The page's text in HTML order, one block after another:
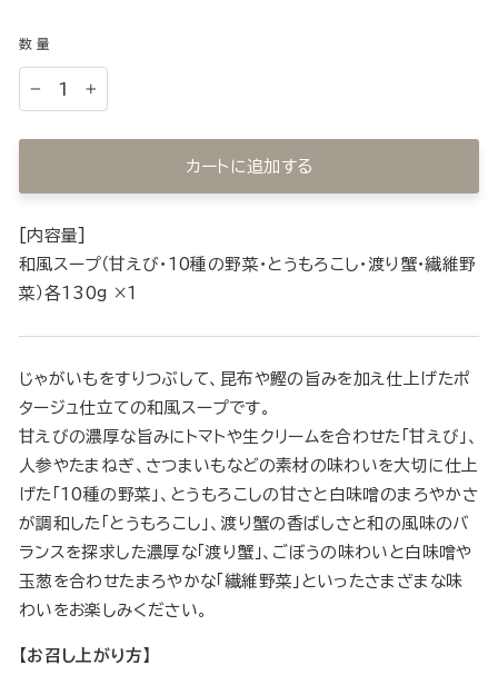
数量
カートに追加する
[内容量]
和風スープ（甘えび・10種の野菜・とうもろこし・渡り蟹・繊維野
菜）各130g ×1
じゃがいもをすりつぶして、昆布や鰹の旨みを加え仕上げたポ
タージュ仕立ての和風スープです。
甘えびの濃厚な旨みにトマトや生クリームを合わせた「甘えび」、
人参やたまねぎ、さつまいもなどの素材の味わいを大切に仕上
げた「10種の野菜」、とうもろこしの甘さと白味噌のまろやかさ
が調和した「とうもろこし」、渡り蟹の香ばしさと和の風味のバ
ランスを探求した濃厚な「渡り蟹」、ごぼうの味わいと白味噌や
玉葱を合わせたまろやかな「繊維野菜」といったさまざまな味
わいをお楽しみください。
【お召し上がり方】